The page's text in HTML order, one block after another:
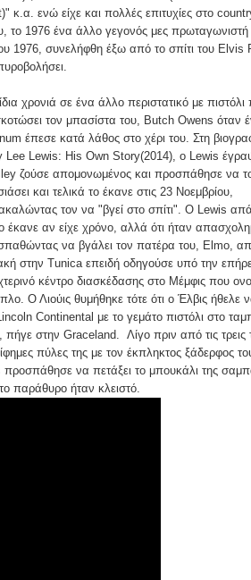
ενώ είχε και πολλές επιτυχίες στο
το 1976 ένα άλλο γεγονός μες
1976, συνελήφθη έξω από το σπίτι του Elvis
χρονιά σε ένα άλλο περιστατικό με
τον μπασίστα του, Butch Owens όταν
έπεσε κατά λάθος στο χέρι του. Στη
Lee Lewis: His Own Story(2014), ο Lewis
ζούσε απομονωμένος και προσπάθησε να
και τελικά το έκανε στις 23 Νοεμβρίου,
τον να "βγεί στο σπίτι". Ο Lewis
έκανε αν είχε χρόνο, αλλά ότι ήταν
να βγάλει τον πατέρα του, Elmo,
στην Tunica επειδή οδηγούσε υπό την
κέντρο διασκέδασης στο Μέμφις που
Ο Λιούις θυμήθηκε τότε ότι ο Έλβις ήθελε
Continental με το γεμάτο πιστόλι στο
στην Graceland. Λίγο πριν από τις τρεις
πύλες της με τον έκπληκτος ξάδερφος
να πετάξει το μπουκάλι της
παράθυρο ήταν κλειστό.